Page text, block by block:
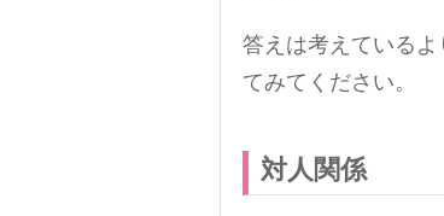
答えは考えている
てみてください。
対人関係